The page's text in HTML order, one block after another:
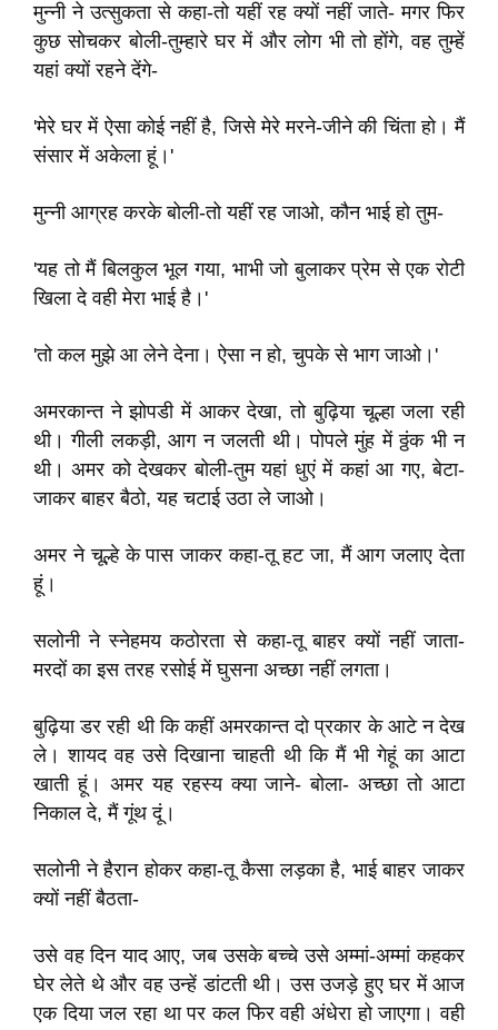
मुन्नी ने उत्सुकता से कहा-तो यहीं रह क्यों नहीं जाते- मगर फिर
कुछ सोचकर बोली-तुम्हारे घर में और लोग भी तो होंगे, वह तुम्हें
यहां क्यों रहने देंगे-
'मेरे घर में ऐसा कोई नहीं है, जिसे मेरे मरने-जीने की चिंता हो। मैं
संसार में अकेला हूं।'
मुन्नी आग्रह करके बोली-तो यहीं रह जाओ, कौन भाई हो तुम-
'यह तो मैं बिलकुल भूल गया, भाभी जो बुलाकर प्रेम से एक रोटी
खिला दे वही मेरा भाई है।'
'तो कल मुझे आ लेने देना। ऐसा न हो, चुपके से भाग जाओ।'
अमरकान्त ने झोपडी में आकर देखा, तो बुढ़िया चूल्हा जला रही
थी। गीली लकड़ी, आग न जलती थी। पोपले मुंह में ठ्ठंक भी न
थी। अमर को देखकर बोली-तुम यहां धुएं में कहां आ गए, बेटा-
जाकर बाहर बैठो, यह चटाई उठा ले जाओ।
अमर ने चूल्हे के पास जाकर कहा-तू हट जा, मैं आग जलाए देता
हूं।
सलोनी ने स्नेहमय कठोरता से कहा-तू बाहर क्यों नहीं जाता-
मरदों का इस तरह रसोई में घुसना अच्छा नहीं लगता।
बुढ़िया डर रही थी कि कहीं अमरकान्त दो प्रकार के आटे न देख
ले। शायद वह उसे दिखाना चाहती थी कि मैं भी गेहूं का आटा
खाती हूं। अमर यह रहस्य क्या जाने- बोला- अच्छा तो आटा
निकाल दे, मैं गूंथ दूं।
सलोनी ने हैरान होकर कहा-तू कैसा लड़का है, भाई बाहर जाकर
क्यों नहीं बैठता-
उसे वह दिन याद आए, जब उसके बच्चे उसे अम्मां-अम्मां कहकर
घेर लेते थे और वह उन्हें डांटती थी। उस उजड़े हुए घर में आज
एक दिया जल रहा था पर कल फिर वही अंधेरा हो जाएगा। वही